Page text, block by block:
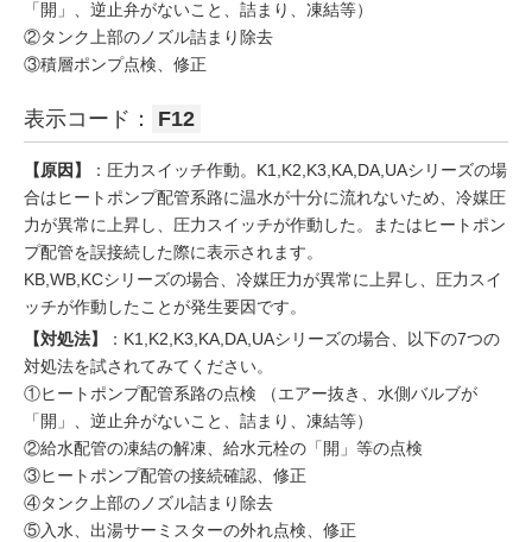
「開」、逆止弁がないこと、詰まり、凍結等）
②タンク上部のノズル詰まり除去
③積層ポンプ点検、修正
表示コード： F12
【原因】
：圧力スイッチ作動。K1,K2,K3,KA,DA,UAシリーズの場
合はヒートポンプ配管系路に温水が十分に流れないため、冷媒圧
力が異常に上昇し、圧力スイッチが作動した。またはヒートポン
プ配管を誤接続した際に表示されます。
KB,WB,KCシリーズの場合、冷媒圧力が異常に上昇し、圧力スイ
ッチが作動したことが発生要因です。
【対処法】
：K1,K2,K3,KA,DA,UAシリーズの場合、以下の7つの
対処法を試されてみてください。
①ヒートポンプ配管系路の点検 （エアー抜き、水側バルブが
「開」、逆止弁がないこと、詰まり、凍結等）
②給水配管の凍結の解凍、給水元栓の「開」等の点検
③ヒートポンプ配管の接続確認、修正
④タンク上部のノズル詰まり除去
⑤入水、出湯サーミスターの外れ点検、修正